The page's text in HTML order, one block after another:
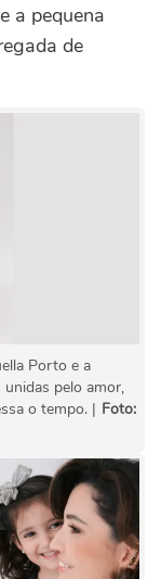
a pequena
de
Porto e a
pelo amor,
o tempo. | Foto: